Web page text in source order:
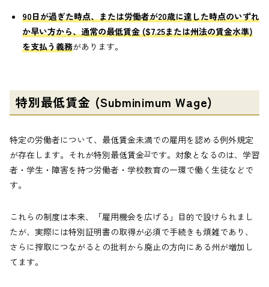
90日が過ぎた時点、または労働者が20歳に達した時点のいずれ
か早い方から、通常の最低賃金 ($7.25または州法の賃金水準)
を支払う義務があります。
特別最低賃金 (Subminimum Wage)
特定の労働者について、最低賃金未満での雇用を認める例外規定
が存在します。それが特別最低賃金33です。対象となるのは、学習
者・学生・障害を持つ労働者・学校教育の一環で働く生徒などで
す。
これらの制度は本来、「雇用機会を広げる」目的で設けられまし
たが、実際には特別証明書の取得が必須で手続きも煩雑であり、
さらに搾取につながるとの批判から廃止の方向にある州が増加し
てます。